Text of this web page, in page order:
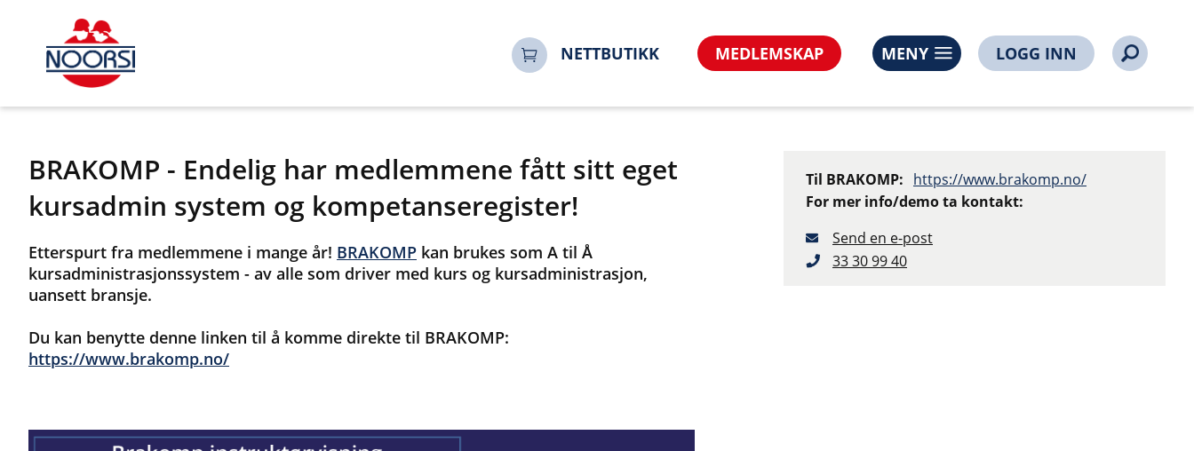
NETTBUTIKK MEDLEMSKAP MENY LOGG INN
BRAKOMP - Endelig har medlemmene fått sitt eget
kursadmin system og kompetanseregister!
Etterspurt fra medlemmene i mange år! BRAKOMP kan brukes som A til Å
kursadministrasjonssystem - av alle som driver med kurs og kursadministrasjon,
uansett bransje.
Du kan benytte denne linken til å komme direkte til BRAKOMP:
https://www.brakomp.no/
Til BRAKOMP: https://www.brakomp.no/
For mer info/demo ta kontakt:
Send en e-post
33 30 99 40